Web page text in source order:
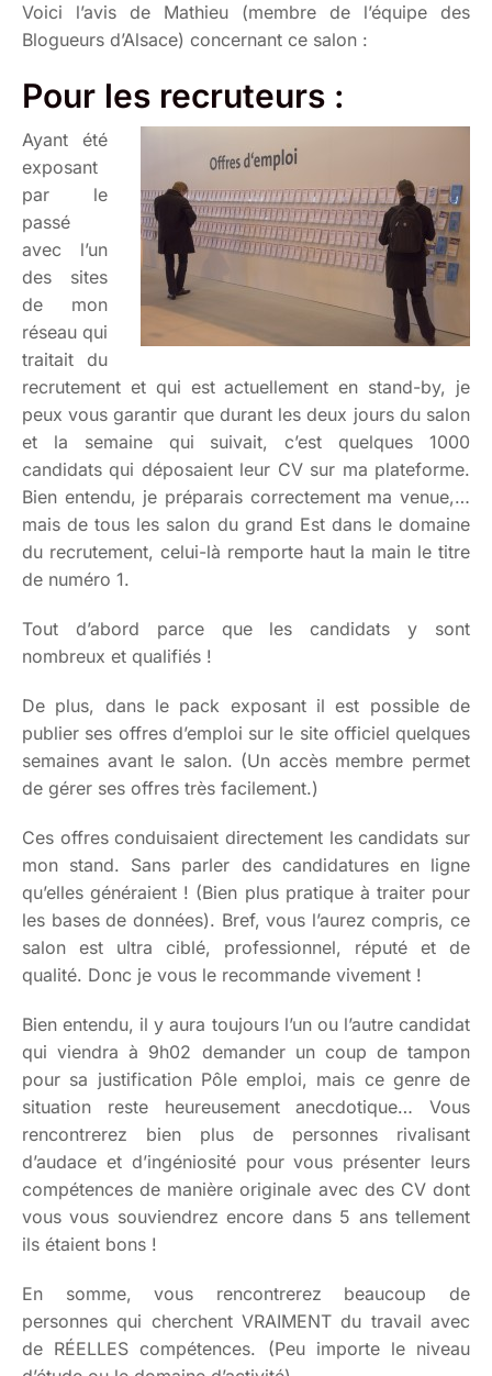
Voici l’avis de Mathieu (membre de l’équipe des
Blogueurs d’Alsace) concernant ce salon :
Pour les recruteurs :
Ayant été
exposant
par le
passé
avec l’un
des sites
de mon
réseau qui
traitait du
recrutement et qui est actuellement en stand-by, je
peux vous garantir que durant les deux jours du salon
et la semaine qui suivait, c’est quelques 1000
candidats qui déposaient leur CV sur ma plateforme.
Bien entendu, je préparais correctement ma venue,…
mais de tous les salon du grand Est dans le domaine
du recrutement, celui-là remporte haut la main le titre
de numéro 1.
Tout d’abord parce que les candidats y sont
nombreux et qualifiés !
De plus, dans le pack exposant il est possible de
publier ses offres d’emploi sur le site officiel quelques
semaines avant le salon. (Un accès membre permet
de gérer ses offres très facilement.)
Ces offres conduisaient directement les candidats sur
mon stand. Sans parler des candidatures en ligne
qu’elles généraient ! (Bien plus pratique à traiter pour
les bases de données). Bref, vous l’aurez compris, ce
salon est ultra ciblé, professionnel, réputé et de
qualité. Donc je vous le recommande vivement !
Bien entendu, il y aura toujours l’un ou l’autre candidat
qui viendra à 9h02 demander un coup de tampon
pour sa justification Pôle emploi, mais ce genre de
situation reste heureusement anecdotique… Vous
rencontrerez bien plus de personnes rivalisant
d’audace et d’ingéniosité pour vous présenter leurs
compétences de manière originale avec des CV dont
vous vous souviendrez encore dans 5 ans tellement
ils étaient bons !
En somme, vous rencontrerez beaucoup de
personnes qui cherchent VRAIMENT du travail avec
de RÉELLES compétences. (Peu importe le niveau